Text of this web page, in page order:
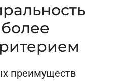
преимуществ